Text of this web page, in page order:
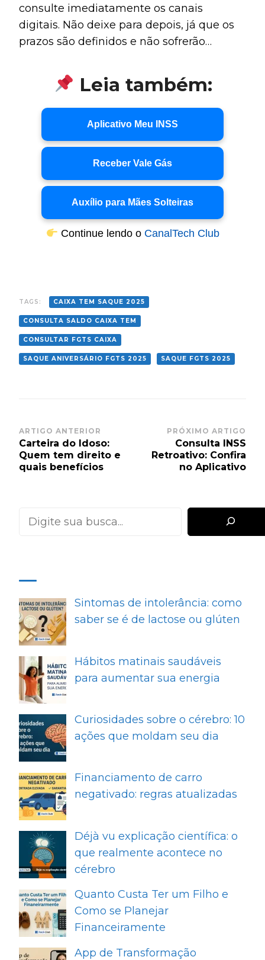
Portanto, é essencial conferir se você tem
saldo disponível.
consulte imediatamente os canais
digitais. Não deixe para depois, já que os
prazos são definidos e não sofrerão
informações oficiais permite agir com
segurança e garantir o dinheiro que é seu
por direito.
Leia também:
Aplicativo Meu INSS
Receber Vale Gás
Auxílio para Mães Solteiras
Continue lendo o CanalTech Club
TAGS: CAIXA TEM SAQUE 2025
CONSULTA SALDO CAIXA TEM
CONSULTAR FGTS CAIXA
SAQUE ANIVERSÁRIO FGTS 2025 SAQUE FGTS 2025
Post
Navigation
ARTIGO ANTERIOR
Carteira do Idoso:
Quem tem direito e
quais benefícios
PRÓXIMO ARTIGO
Consulta INSS
Retroativo: Confira
no Aplicativo
Sintomas de intolerância: como
saber se é de lactose ou glúten
Hábitos matinais saudáveis
para aumentar sua energia
Curiosidades sobre o cérebro: 10
ações que moldam seu dia
Financiamento de carro
negativado: regras atualizadas
Déjà vu explicação científica: o
que realmente acontece no
cérebro
Quanto Custa Ter um Filho e
Como se Planejar
Financeiramente
App de Transformação